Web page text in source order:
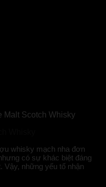
Malt Scotch Whisky
whisky mạch nha đơn
có sự khác biệt đáng
Vậy, những yếu tố nhận